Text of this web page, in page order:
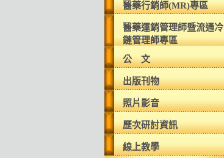
醫藥行銷師(MR)專區
醫藥運銷管理師暨流通冷
鏈管理師專區
公 文
出版刊物
照片影音
歷次研討資訊
線上教學